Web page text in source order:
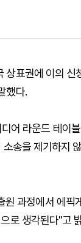
표권에 이의
했다.
어 라운드 테이
송을 제기하지
과정에서 에픽
로 생각된다"고